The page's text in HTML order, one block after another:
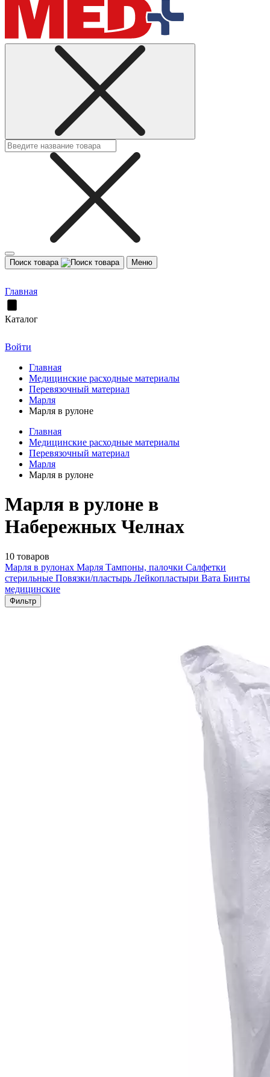
Поиск товара Меню
Главная
Каталог
Войти
Главная
Медицинские расходные материалы
Перевязочный материал
Марля
Марля в рулоне
Главная
Медицинские расходные материалы
Перевязочный материал
Марля
Марля в рулоне
Марля в рулоне в
Набережных Челнах
10 товаров
Марля в рулонах Марля Тампоны, палочки Салфетки
стерильные Повязки/пластырь Лейкопластыри Вата Бинты
медицинские
Фильтр